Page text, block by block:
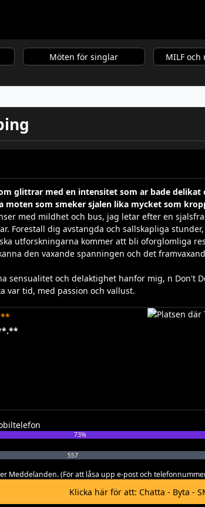
Möten för singlar MILF
glittrar med en intensitet som ar bade delikat
moten som smeker sjalen lika mycket som
med mildhet och bus, jag letar efter en
Forestall dig avstangda och sallskapliga
utforskningarna kommer att bli oforglomliga
den vaxande spanningen och det
sensualitet och delaktighet hanfor mig, n Don't
var tid, med passion och vallust.
**
73%
557
Meddelanden. (För att låsa upp e-post och
Klicka här för att: Chatta - Byta -